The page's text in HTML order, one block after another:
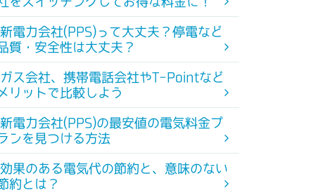
新電力会社(PPS)って大丈夫？停電など
質・安全性は大丈夫？
ガス会社、携帯電話会社やT-Pointなど
メリットで比較しよう
新電力会社(PPS)の最安値の電気料金プ
ンを見つける方法
効果のある電気代の節約と、意味のない
約とは？